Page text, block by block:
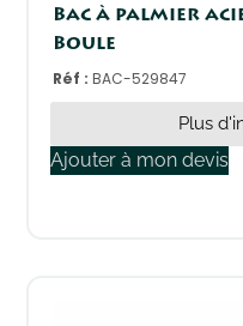
Bac à palmier
Boule
Réf :BAC-529847
Plus
Ajouter à mon devis